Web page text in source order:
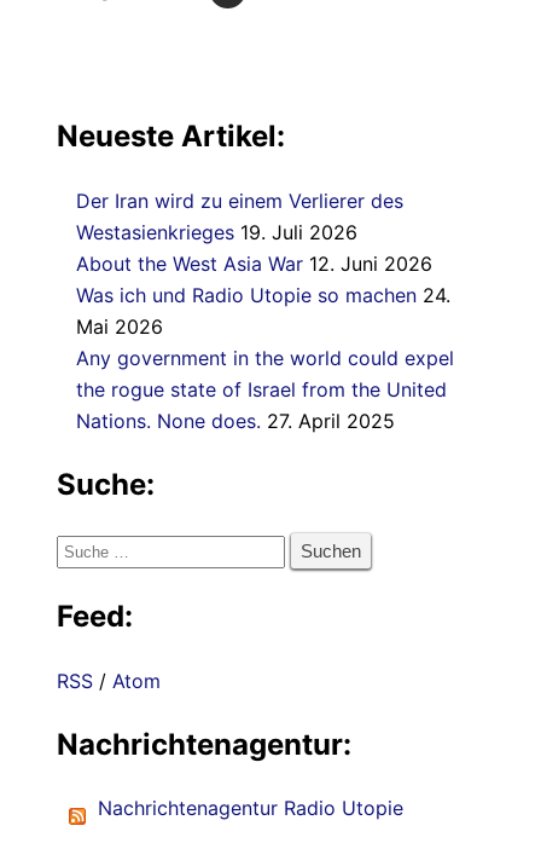
Neueste Artikel:
Der Iran wird zu einem Verlierer des
Westasienkrieges 19. Juli 2026
About the West Asia War 12. Juni 2026
Was ich und Radio Utopie so machen 24.
Mai 2026
Any government in the world could expel
the rogue state of Israel from the United
Nations. None does. 27. April 2025
Suche:
Suche
Feed:
RSS / Atom
Nachrichtenagentur:
Nachrichtenagentur Radio Utopie